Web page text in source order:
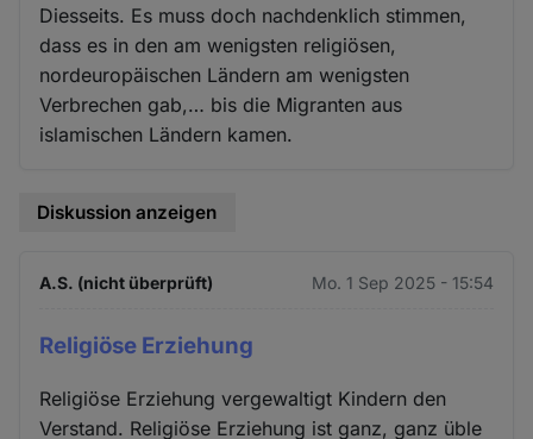
Diesseits. Es muss doch nachdenklich stimmen,
dass es in den am wenigsten religiösen,
nordeuropäischen Ländern am wenigsten
Verbrechen gab,… bis die Migranten aus
islamischen Ländern kamen.
Diskussion anzeigen
A.S. (nicht überprüft) Mo. 1 Sep 2025 - 15:54
Religiöse Erziehung
Religiöse Erziehung vergewaltigt Kindern den
Verstand. Religiöse Erziehung ist ganz, ganz üble